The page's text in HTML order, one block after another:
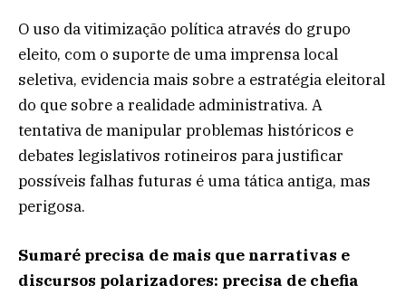
O uso da vitimização política através do grupo
eleito, com o suporte de uma imprensa local
seletiva, evidencia mais sobre a estratégia eleitoral
do que sobre a realidade administrativa. A
tentativa de manipular problemas históricos e
debates legislativos rotineiros para justificar
possíveis falhas futuras é uma tática antiga, mas
perigosa.
Sumaré precisa de mais que narrativas e
discursos polarizadores: precisa de chefia